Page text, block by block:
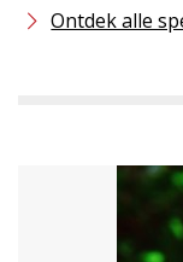
Ontdek alle